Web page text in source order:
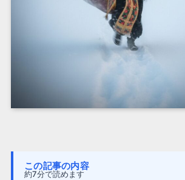
この記事の内容
約7分で読めます